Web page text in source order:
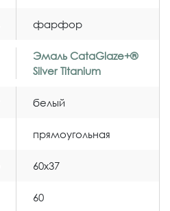
фарфор
Эмаль CataGlaze+®
Silver Titanium
белый
прямоугольная
60x37
60